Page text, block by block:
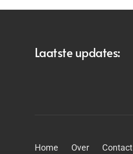
Laatste updates:
Home Over Contact